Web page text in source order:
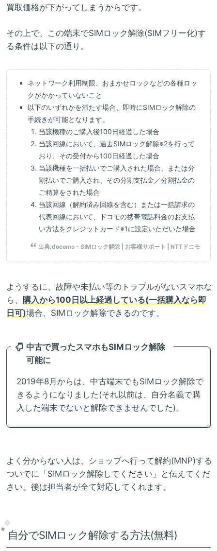
買取価格が下がってしまうからです。
その上で、この端末でSIMロック解除(SIMフリー化)す
る条件は以下の通り。
ネットワーク利用制限、おまかせロックなどの各種ロッ
クがかかっていないこと
以下のいずれかを満たす場合、即時にSIMロック解除の
手続きが可能となります。
当該機種のご購入後100日経過した場合
当該回線において、過去SIMロック解除※2を行って
おり、その受付から100日経過した場合
当該機種を一括払いでご購入された場合、または分
割払いでご購入され、その分割支払金／分割払金の
ご精算をされた場合
当該回線（解約済み回線を含む）または一括請求の
代表回線において、ドコモの携帯電話料金のお支払
い方法をクレジットカード※1に設定いただいた場合
出典:docomo - SIMロック解除 | お客様サポート | NTTドコモ
ようするに、故障や未払い等のトラブルがないスマホな
ら、 購入から100日以上経過している(一括購入なら即
日可)場合、SIMロック解除できるのです。
中古で買ったスマホもSIMロック解除
可能に
2019年8月からは、中古端末でもSIMロック解除で
きるようになりました(それ以前は、自分名義で購
入した端末でないと解除できませんでした)。
よく分からない人は、ショップへ行って解約(MNP)する
ついでに「SIMロック解除してください」と伝えてくだ
さい。後は担当者が全て対応してくれます。
自分でSIMロック解除する方法(無料)